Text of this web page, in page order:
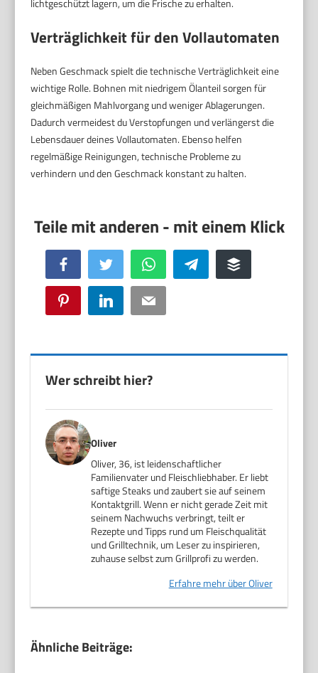
lichtgeschützt lagern, um die Frische zu erhalten.
Verträglichkeit für den Vollautomaten
Neben Geschmack spielt die technische Verträglichkeit eine
wichtige Rolle. Bohnen mit niedrigem Ölanteil sorgen für
gleichmäßigen Mahlvorgang und weniger Ablagerungen.
Dadurch vermeidest du Verstopfungen und verlängerst die
Lebensdauer deines Vollautomaten. Ebenso helfen
regelmäßige Reinigungen, technische Probleme zu
verhindern und den Geschmack konstant zu halten.
Facebook Twitter WhatsApp Telegram Buffer
Pinterest LinkedIn Email
Wer schreibt hier?
Oliver
Oliver, 36, ist leidenschaftlicher
Familienvater und Fleischliebhaber. Er liebt
saftige Steaks und zaubert sie auf seinem
Kontaktgrill. Wenn er nicht gerade Zeit mit
seinem Nachwuchs verbringt, teilt er
Rezepte und Tipps rund um Fleischqualität
und Grilltechnik, um Leser zu inspirieren,
zuhause selbst zum Grillprofi zu werden.
Erfahre mehr über Oliver
Ähnliche Beiträge: